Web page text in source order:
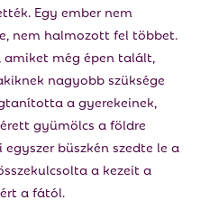
Egy ember nem
nem halmozott fel többet.
amiket még épen talált,
nagyobb szüksége
a gyerekeinek,
gyümölcs a földre
büszkén szedte le a
a kezeit a
a fától.